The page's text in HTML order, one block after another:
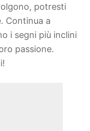
potresti
Continua a
i segni più inclini
passione.